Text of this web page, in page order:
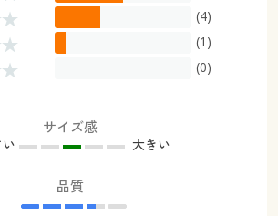
(4)
(1)
(0)
サイズ感
大きい
品質